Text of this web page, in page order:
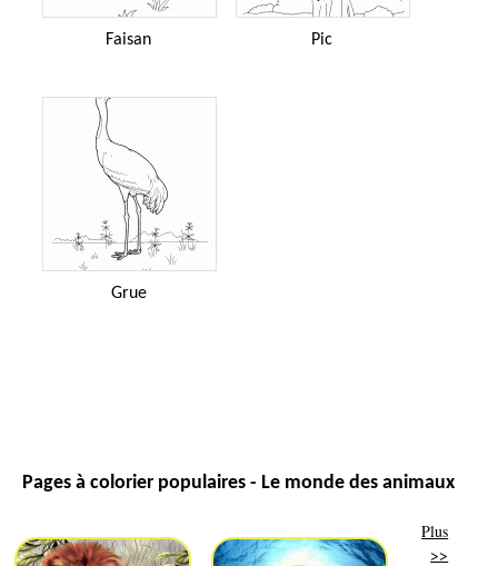
Faisan Pic
Grue
Pages à colorier populaires - Le monde des animaux
Plus
>>